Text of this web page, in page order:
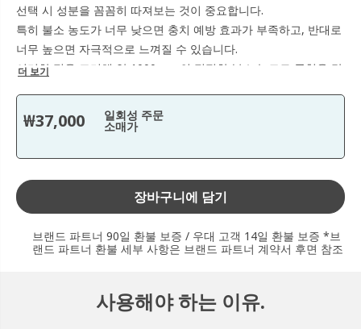
선택 시 성분을 꼼꼼히 따져보는 것이 중요합니다.
특히 불소 농도가 너무 낮으면 충치 예방 효과가 부족하고, 반대로
너무 높으면 자극적으로 느껴질 수 있습니다.
이러한 점을 고려해 약 1000ppm의 적절한 불소 농도로 균형을 맞
니오라 멀티액션 치약은 단순히 강한 매운맛으로 상쾌함을 주는
제품들과 달리, 자극은 적고 순한 사용감을 제공해 어린이도 부담
인위적인 강한 향취가 아닌 자연스럽고 산뜻한 개운함이 오래 지
속되고 구취를 제거하는데 매우 효과적인 제품으로 취침 전 사용
더 보기
₩37,000 일회성 주문
소매가
장바구니에 담기
브랜드 파트너 90일 환불 보증 / 우대 고객 14일 환불 보증 *브
랜드 파트너 환불 세부 사항은 브랜드 파트너 계약서 후면 참조
사용해야 하는 이유.